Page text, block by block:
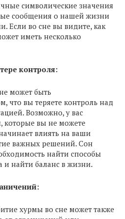
символические значения
сообщения о нашей жизни
Если во сне вы видите, как
иметь несколько
контроля:
может быть
что вы теряете контроль над
Возможно, у вас
которые вы не можете
влиять на ваши
важных решений. Сон
найти способы
и найти баланс в жизни.
хурмы во сне может также